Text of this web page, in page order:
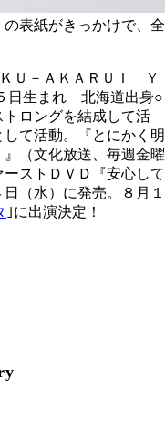
表紙がきっかけで、全
Ｕ－ＡＫＡＲＵＩ Ｙ
日生まれ 北海道出身○
トロングを結成して活
て活動。『とにかく明
（文化放送、毎週金曜
ストＤＶＤ『安心して
（水）に発売。８月１
｣に出演決定！